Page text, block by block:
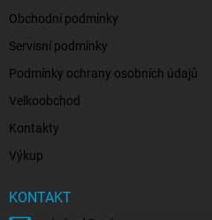
Obchodní podmínky
Servisní podmínky
Podmínky ochrany osobních údajů
Velkoobchod
Kontakty
Výkup
KONTAKT